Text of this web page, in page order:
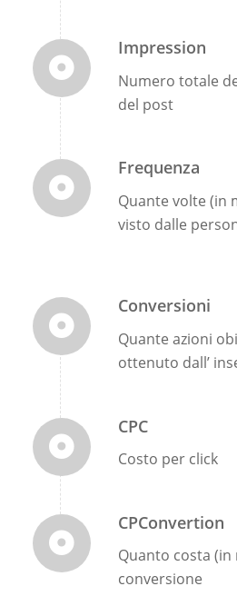
Impression
Numero totale
del post
Frequenza
Quante volte (in
visto dalle
Conversioni
Quante azioni
ottenuto dall’
CPC
Costo per click
CPConvertion
Quanto costa (in
conversione